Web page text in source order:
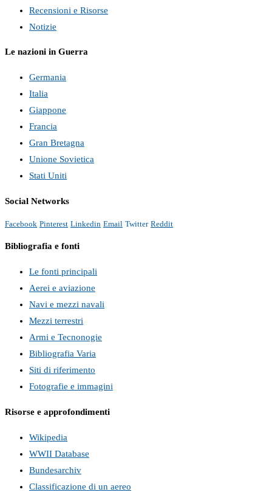
Recensioni e Risorse
Notizie
Le nazioni in Guerra
Germania
Italia
Giappone
Francia
Gran Bretagna
Unione Sovietica
Stati Uniti
Social Networks
Facebook Pinterest Linkedin Email Twitter Reddit
Bibliografia e fonti
Le fonti principali
Aerei e aviazione
Navi e mezzi navali
Mezzi terrestri
Armi e Tecnonogie
Bibliografia Varia
Siti di riferimento
Fotografie e immagini
Risorse e approfondimenti
Wikipedia
WWII Database
Bundesarchiv
Classificazione di un aereo